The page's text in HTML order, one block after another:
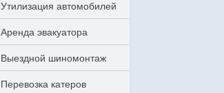
Утилизация автомобилей
Аренда эвакуатора
Выездной шиномонтаж
Перевозка катеров